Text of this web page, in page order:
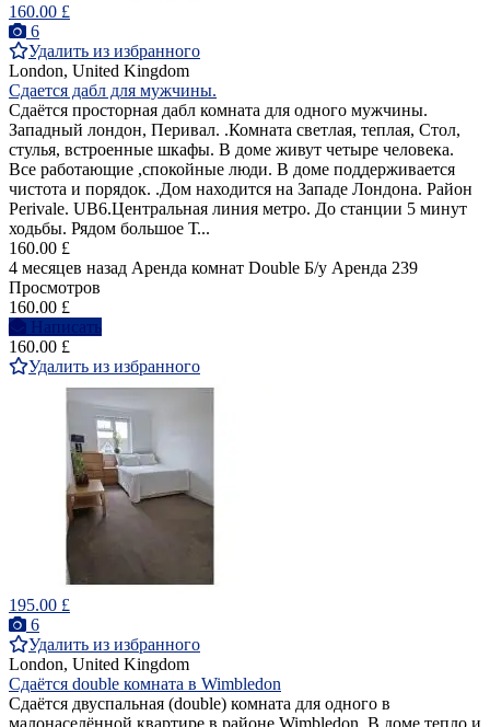
160.00 £
6
Удалить из избранного
London, United Kingdom
Сдается дабл для мужчины.
Cдаётся просторная дабл комната для одного мужчины.
Западный лондон, Перивал. .Комната светлая, теплая, Стол,
стулья, встроенные шкафы. В доме живут четыре человека.
Все работающие ,спокойные люди. В доме поддерживается
чистота и порядок. .Дом находится на Западе Лондона. Район
Perivale. UB6.Центральная линия метро. До станции 5 минут
ходьбы. Рядом большое Т...
160.00 £
4 месяцев назад Аренда комнат Double Б/у Аренда 239
Просмотров
160.00 £
Написать
160.00 £
Удалить из избранного
195.00 £
6
Удалить из избранного
London, United Kingdom
Сдаётся double комната в Wimbledon
Сдаётся двуспальная (double) комнатa для одного в
малонаселённой квартире в районе Wimbledon. В доме тепло и